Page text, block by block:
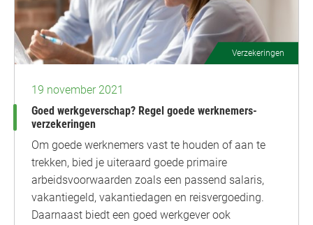
Verzekeringen
19 november 2021
Goed werkgeverschap? Regel goede werknemers-
verzekeringen
Om goede werknemers vast te houden of aan te
trekken, bied je uiteraard goede primaire
arbeidsvoorwaarden zoals een passend salaris,
vakantiegeld, vakantiedagen en reisvergoeding.
Daarnaast biedt een goed werkgever ook